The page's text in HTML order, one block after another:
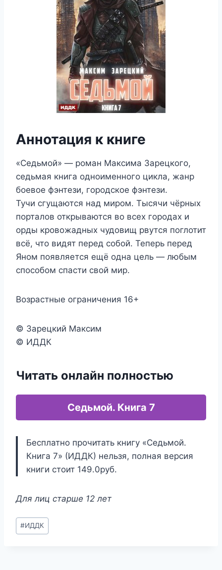
Аннотация к книге
«Седьмой» — роман Максима Зарецкого,
седьмая книга одноименного цикла, жанр
боевое фэнтези, городское фэнтези.
Тучи сгущаются над миром. Тысячи чёрных
порталов открываются во всех городах и
орды кровожадных чудовищ рвутся поглотит
всё, что видят перед собой. Теперь перед
Яном появляется ещё одна цель — любым
способом спасти свой мир.
Возрастные ограничения 16+
© Зарецкий Максим
© ИДДК
Читать онлайн полностью
Седьмой. Книга 7
Бесплатно прочитать книгу «Седьмой.
Книга 7» (ИДДК) нельзя, полная версия
книги стоит 149.0руб.
Для лиц старше 12 лет
Метки
записи:
#ИДДК